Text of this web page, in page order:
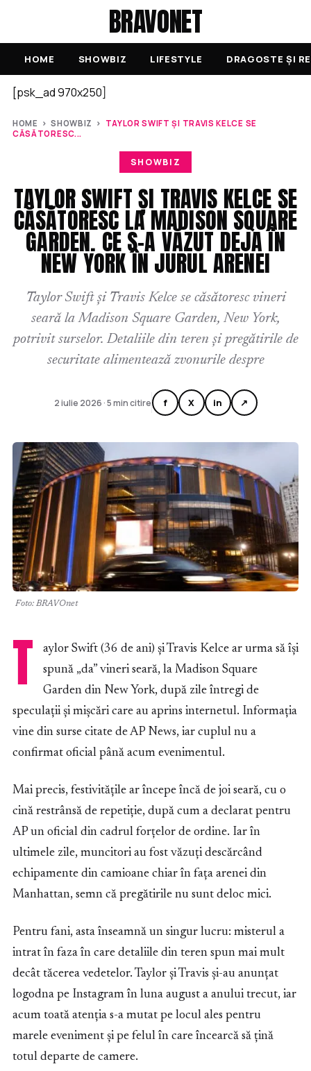
BRAVONET
HOME SHOWBIZ LIFESTYLE DRAGOSTE ȘI
[psk_ad 970x250]
HOME ›SHOWBIZ › TAYLOR SWIFT ȘI TRAVIS KELCE SE
CĂSĂTORESC...
SHOWBIZ
TAYLOR SWIFT ȘI TRAVIS KELCE SE
CĂSĂTORESC LA MADISON SQUARE
GARDEN. CE S-A VĂZUT DEJA ÎN
NEW YORK ÎN JURUL ARENEI
Taylor Swift și Travis Kelce se căsătoresc vineri
seară la Madison Square Garden, New York,
potrivit surselor. Detaliile din teren și pregătirile de
securitate alimentează zvonurile despre
2 iulie 2026 · 5 min citire f X in ↗
Foto: BRAVOnet
T
aylor Swift (36 de ani) și Travis Kelce ar urma să își
spună „da” vineri seară, la Madison Square
Garden din New York, după zile întregi de
speculații și mișcări care au aprins internetul. Informația
vine din surse citate de AP News, iar cuplul nu a
confirmat oficial până acum evenimentul.
Mai precis, festivitățile ar începe încă de joi seară, cu o
cină restrânsă de repetiție, după cum a declarat pentru
AP un oficial din cadrul forțelor de ordine. Iar în
ultimele zile, muncitori au fost văzuți descărcând
echipamente din camioane chiar în fața arenei din
Manhattan, semn că pregătirile nu sunt deloc mici.
Pentru fani, asta înseamnă un singur lucru: misterul a
intrat în faza în care detaliile din teren spun mai mult
decât tăcerea vedetelor. Taylor și Travis și-au anunțat
logodna pe Instagram în luna august a anului trecut, iar
acum toată atenția s-a mutat pe locul ales pentru
marele eveniment și pe felul în care încearcă să țină
totul departe de camere.